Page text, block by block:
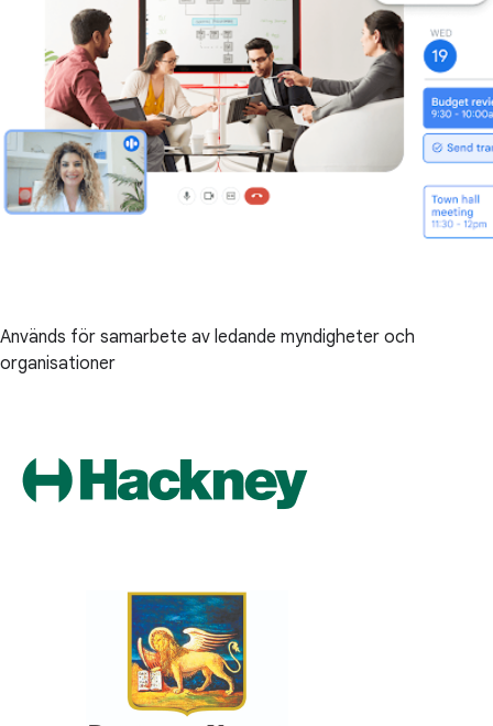
Används för samarbete av ledande myndigheter och
organisationer